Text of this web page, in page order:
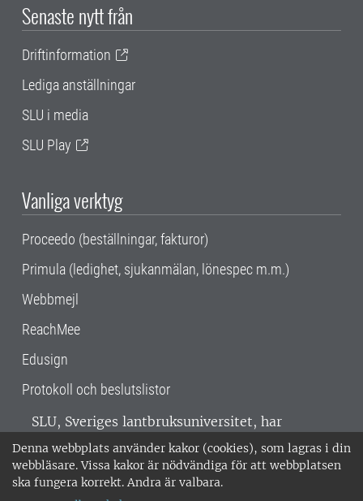
Denna webbplats använder kakor (cookies), som lagras i din
webbläsare. Vissa kakor är nödvändiga för att webbplatsen
ska fungera korrekt. Andra är valbara.
Senaste nytt från
Driftinformation
Lediga anställningar
SLU i media
SLU Play
Vanliga verktyg
Proceedo (beställningar, fakturor)
Primula (ledighet, sjukanmälan, lönespec m.m.)
Webbmejl
ReachMee
Edusign
Protokoll och beslutslistor
SLU, Sveriges lantbruksuniversitet, har
verksamhet över hela Sverige. Huvudorter är
Alnarp, Uppsala och Umeå.SLU är
miljöcertifierat enligt ISO 14001. •